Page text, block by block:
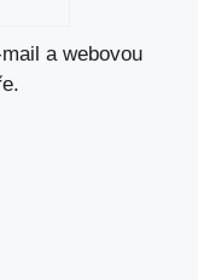
a webovou